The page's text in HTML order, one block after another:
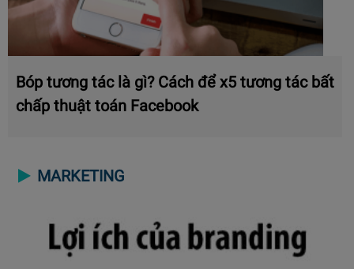
Bóp tương tác là gì? Cách để x5 tương tác bất
chấp thuật toán Facebook
MARKETING